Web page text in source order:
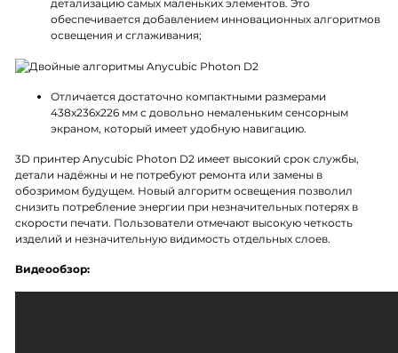
детализацию самых маленьких элементов. Это
обеспечивается добавлением инновационных алгоритмов
освещения и сглаживания;
Отличается достаточно компактными размерами
438х236х226 мм с довольно немаленьким сенсорным
экраном, который имеет удобную навигацию.
3D принтер Anycubic Photon D2 имеет высокий срок службы,
детали надёжны и не потребуют ремонта или замены в
обозримом будущем. Новый алгоритм освещения позволил
снизить потребление энергии при незначительных потерях в
скорости печати. Пользователи отмечают высокую четкость
изделий и незначительную видимость отдельных слоев.
Видеообзор: